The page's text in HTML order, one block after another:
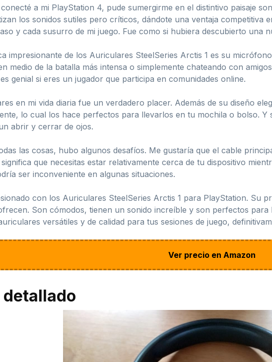
a mi PlayStation 4, pude sumergirme en el distintivo paisaje
los sonidos sutiles pero críticos, dándote una ventaja competitiva
y cada susurro de mi juego. Fue como si hubiera descubierto una
impresionante de los Auriculares SteelSeries Arctis 1 es su
medio de la batalla más intensa o simplemente chateando con
genial si eres un jugador que participa en comunidades online.
en mi vida diaria fue un verdadero placer. Además de su diseño
lo cual los hace perfectos para llevarlos en tu mochila o bolso.
abrir y cerrar de ojos.
las cosas, hubo algunos desafíos. Me gustaría que el cable
que necesitas estar relativamente cerca de tu dispositivo
ser inconveniente en algunas situaciones.
con los Auriculares SteelSeries Arctis 1 para PlayStation. Su
Son cómodos, tienen un sonido increíble y son perfectos
versátiles y de calidad para tus sesiones de juego,
Ver precio en Amazon